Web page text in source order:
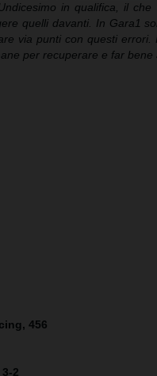
in qualifica, il
quelli davanti. In Gara1
via punti con questi errori.
per recuperare e far bene
456
2